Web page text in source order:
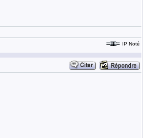
IP Noté